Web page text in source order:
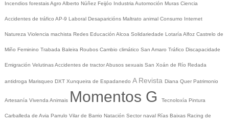
Incendios forestaisAgro Alberto Núñez Feijóo Industria Automoción Muras Ciencia
Accidentes de tráfico AP-9 Laboral Desaparicións Maltrato animal Consumo Internet
Natureza Violencia machista Redes Educación Alcoa Solidariedade Lotaría Alfoz Castrelo de
Miño Feminino Trabada Baleira Roubos Cambio climático San Amaro Tráfico Discapacidade
Emigración VelutinasAccidentes de tractorAbusos sexuais San Xoán de Río Redada
antidroga Marisqueo DXT Xunqueira de Espadanedo A Revista Diana Quer Patrimonio
Artesanía Vivenda Animais Momentos G Tecnoloxía Pintura
Carballeda de Avia Parrulo Vilar de Barrio Natación Sector naval Rías Baixas Racing de